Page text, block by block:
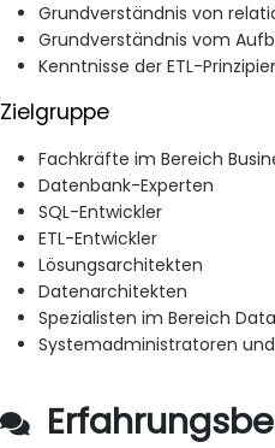
Grundverständnis von
Grundverständnis vom
Kenntnisse der ETL-
Zielgruppe
Fachkräfte im Bereich
Datenbank-Experten
SQL-Entwickler
ETL-Entwickler
Lösungsarchitekten
Datenarchitekten
Spezialisten im Bereich
Systemadministratoren